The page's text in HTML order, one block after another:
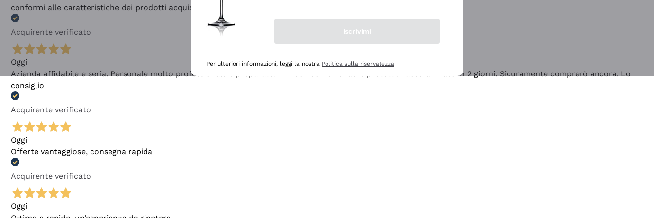
conformi alle caratteristiche dei prodotti acquistati
Acquirente verificato
Oggi
Azienda affidabile e seria. Personale molto professionale e preparato. Vini ben confezionati e protetti. Pacco arrivato in 2 giorni. Sicuramente comprerò ancora. Lo
consiglio
Acquirente verificato
Oggi
Offerte vantaggiose, consegna rapida
Acquirente verificato
Oggi
Iscrivimi
Per ulteriori informazioni, leggi la nostra Politica sulla riservatezza